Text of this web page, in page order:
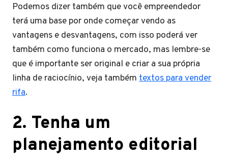
Podemos dizer também que você empreendedor
terá uma base por onde começar vendo as
vantagens e desvantagens, com isso poderá ver
também como funciona o mercado, mas lembre-se
que é importante ser original e criar a sua própria
linha de raciocínio, veja também textos para vender
rifa.
2. Tenha um
planejamento editorial